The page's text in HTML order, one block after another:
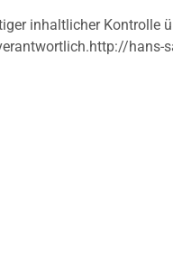
inhaltlicher Kontrolle
hans-